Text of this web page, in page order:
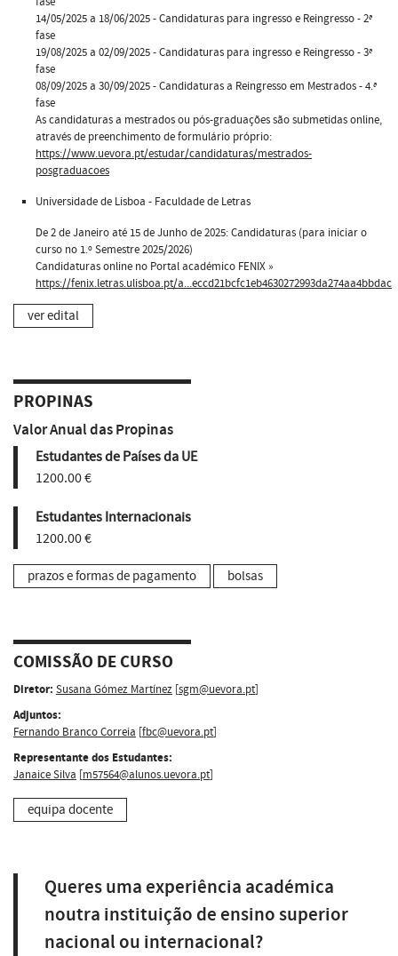
14/05/2025 a 18/06/2025 - Candidaturas para ingresso e Reingresso - 2ª
fase
19/08/2025 a 02/09/2025 - Candidaturas para ingresso e Reingresso - 3ª
fase
08/09/2025 a 30/09/2025 - Candidaturas a Reingresso em Mestrados - 4.ª
fase
As candidaturas a mestrados ou pós-graduações são submetidas online,
através de preenchimento de formulário próprio:
https://www.uevora.pt/estudar/candidaturas/mestrados-
posgraduacoes
Universidade de Lisboa - Faculdade de Letras
De 2 de Janeiro até 15 de Junho de 2025: Candidaturas (para iniciar o
curso no 1.º Semestre 2025/2026)
Candidaturas online no Portal académico FENIX »
https://fenix.letras.ulisboa.pt/a...eccd21bcfc1eb4630272993da274aa4bbdac
ver edital
PROPINAS
Valor Anual das Propinas
Estudantes de Países da UE
1200.00 €
Estudantes Internacionais
1200.00 €
prazos e formas de pagamento bolsas
COMISSÃO DE CURSO
Diretor: Susana Gómez Martínez [sgm@uevora.pt]
Adjuntos:
Fernando Branco Correia [fbc@uevora.pt]
Representante dos Estudantes:
Janaice Silva [m57564@alunos.uevora.pt]
equipa docente
Queres uma experiência académica
noutra instituição de ensino superior
nacional ou internacional?